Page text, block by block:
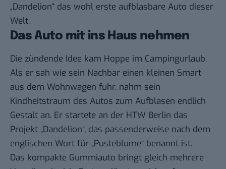
„Dandelion“ das wohl erste aufblasbare Auto dieser
Welt.
Das Auto mit ins Haus nehmen
Die zündende Idee kam Hoppe im Campingurlaub.
Als er sah wie sein Nachbar einen kleinen Smart
aus dem Wohnwagen fuhr, nahm sein
Kindheitstraum des Autos zum Aufblasen endlich
Gestalt an. Er startete an der HTW Berlin das
Projekt „Dandelion“, das passenderweise nach dem
englischen Wort für „Pusteblume“ benannt ist.
Das kompakte Gummiauto bringt gleich mehrere